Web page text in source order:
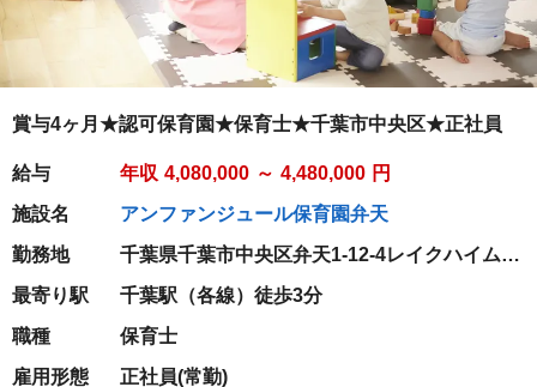
賞与4ヶ月★認可保育園★保育士★千葉市中央区★正社員
給与 年収 4,080,000 ～ 4,480,000 円
施設名
アンファンジュール保育園弁天
勤務地
千葉県千葉市中央区弁天1-12-4レイクハイム1-
最寄り駅
千葉駅（各線）徒歩3分
職種
保育士
雇用形態
正社員(常勤)